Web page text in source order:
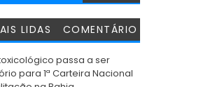
LIDAS COMENTÁRIO
passa a ser
para 1ª Carteira Nacional